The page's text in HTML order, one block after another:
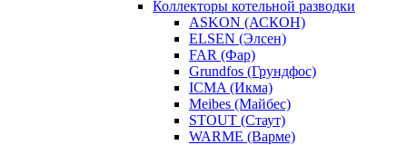
Коллекторы котельной разводки
ASKON (АСКОН)
ELSEN (Элсен)
FAR (Фар)
Grundfos (Грундфос)
ICMA (Икма)
Meibes (Майбес)
STOUT (Стаут)
WARME (Варме)